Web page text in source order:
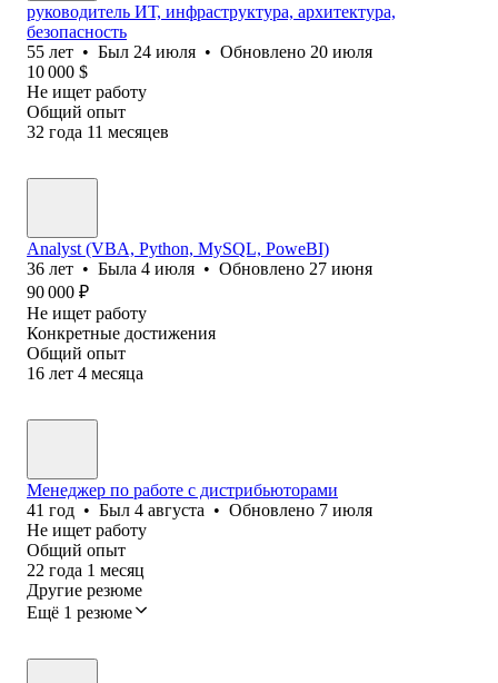
руководитель ИТ, инфраструктура, архитектура,
безопасность
55 лет • Был 24 июля • Обновлено 20 июля
10 000 $
Не ищет работу
Общий опыт
32 года 11 месяцев
Analyst (VBA, Python, MySQL, PoweBI)
36 лет • Была 4 июля • Обновлено 27 июня
90 000 ₽
Не ищет работу
Конкретные достижения
Общий опыт
16 лет 4 месяца
Менеджер по работе с дистрибьюторами
41 год • Был 4 августа • Обновлено 7 июля
Не ищет работу
Общий опыт
22 года 1 месяц
Другие резюме
Ещё 1 резюме